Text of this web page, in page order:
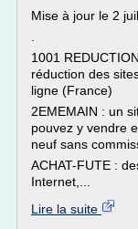
Mise à jour le 2
1001
réduction des
ligne (France)
2EMEMAIN : un
pouvez y vendre
neuf sans
ACHAT-FUTE :
Internet,...
Lire la suite